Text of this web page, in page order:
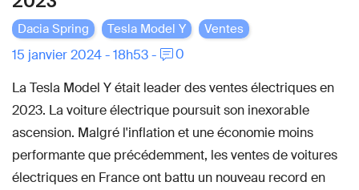
Dacia Spring Tesla Model Y Ventes
15 janvier 2024 - 18h53 -
0
La Tesla Model Y était leader des ventes électriques en
2023. La voiture électrique poursuit son inexorable
ascension. Malgré l'inflation et une économie moins
performante que précédemment, les ventes de voitures
électriques en France ont battu un nouveau record en